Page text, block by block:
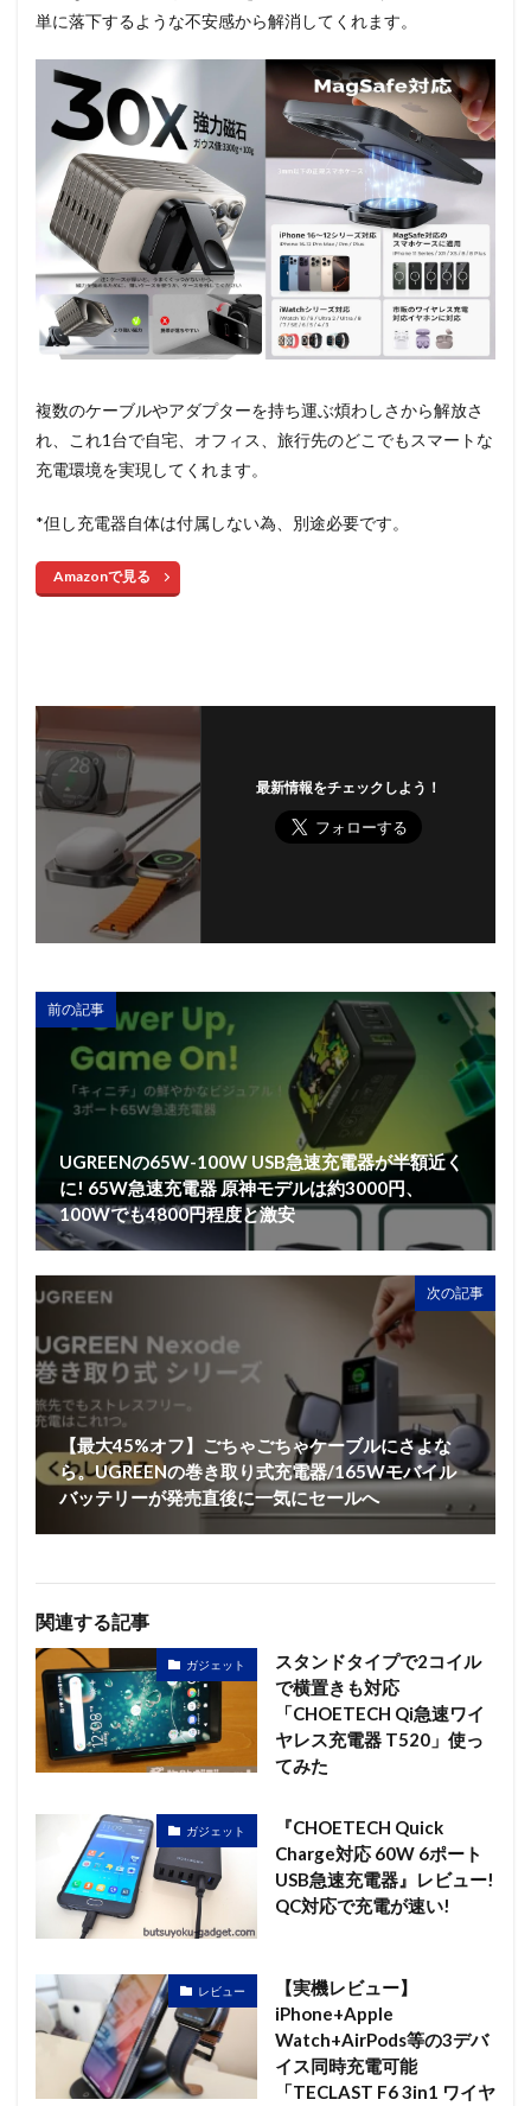
単に落下するような不安感から解消してくれます。
複数のケーブルやアダプターを持ち運ぶ煩わしさから解放さ
れ、これ1台で自宅、オフィス、旅行先のどこでもスマートな
充電環境を実現してくれます。
*但し充電器自体は付属しない為、別途必要です。
Amazonで見る
最新情報をチェックしよう！
前の記事
UGREENの65W-100W USB急速充電器が半額近く
に! 65W急速充電器 原神モデルは約3000円、
100Wでも4800円程度と激安
次の記事
【最大45%オフ】ごちゃごちゃケーブルにさよな
ら。UGREENの巻き取り式充電器/165Wモバイル
バッテリーが発売直後に一気にセールへ
関連する記事
ガジェット
スタンドタイプで2コイル
で横置きも対応
「CHOETECH Qi急速ワイ
ヤレス充電器 T520」使っ
てみた
ガジェット
『CHOETECH Quick
Charge対応 60W 6ポート
USB急速充電器』レビュー!
QC対応で充電が速い!
レビュー
【実機レビュー】
iPhone+Apple
Watch+AirPods等の3デバ
イス同時充電可能
「TECLAST F6 3in1 ワイヤ